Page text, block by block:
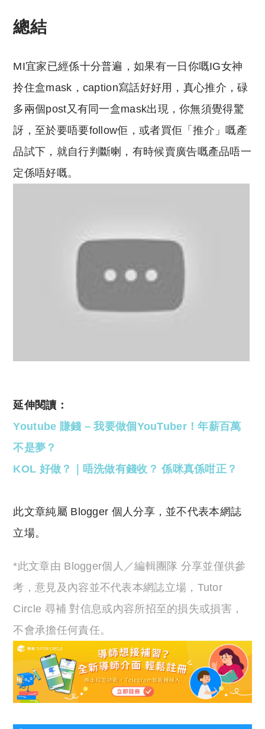
總結
MI宜家已經係十分普遍，如果有一日你嘅IG女神
拎住盒mask，caption寫話好好用，真心推介，碌
多兩個post又有同一盒mask出現，你無須覺得驚
訝，至於要唔要follow佢，或者買佢「推介」嘅產
品試下，就自行判斷喇，有時候賣廣告嘅產品唔一
定係唔好嘅。
延伸閱讀：
Youtube 賺錢 – 我要做個YouTuber！年薪百萬
不是夢？
KOL 好做？｜唔洗做有錢收？ 係咪真係咁正？
此文章純屬 Blogger 個人分享，並不代表本網誌
立場。
*此文章由 Blogger個人／編輯團隊 分享並僅供參
考，意見及內容並不代表本網誌立場，Tutor
Circle 尋補 對信息或內容所招至的損失或損害，
不會承擔任何責任。